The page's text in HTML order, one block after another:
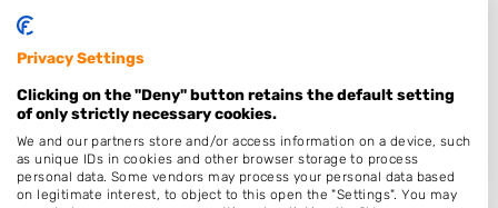
5057BA Berkel-Enschot
Op 12,80 km afstand
Privacy Settings
Clicking on the "Deny" button retains the default setting
of only strictly necessary cookies.
We and our partners store and/or access information on a device, such
as unique IDs in cookies and other browser storage to process
personal data. Some vendors may process your personal data based
on legitimate interest, to object to this open the "Settings". You may